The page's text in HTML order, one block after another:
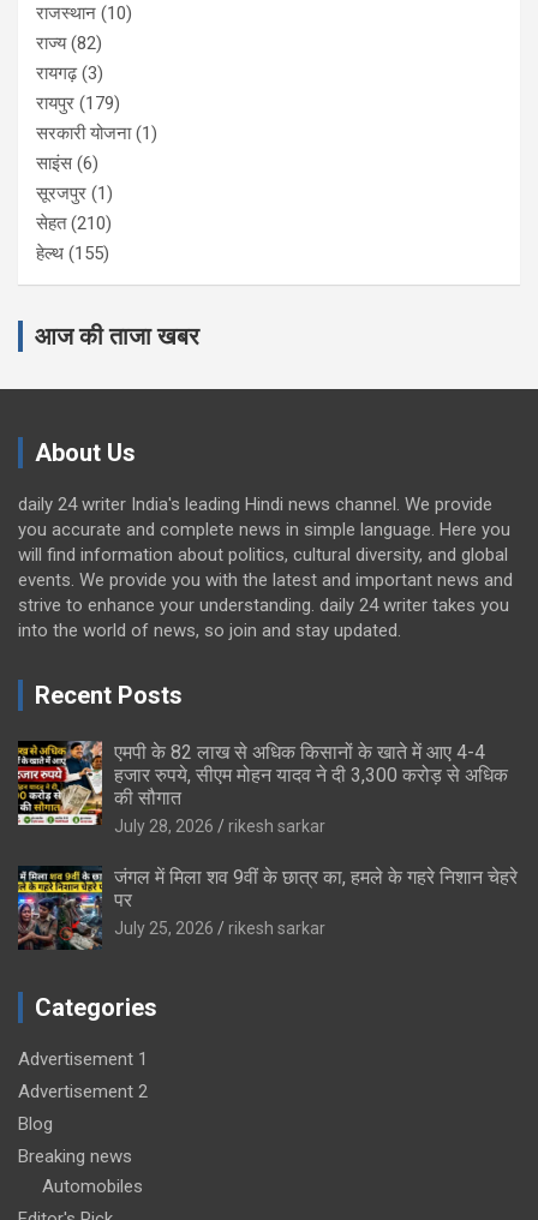
राजस्थान (10)
राज्य(82)
रायगढ़(3)
रायपुर (179)
सरकारी योजना(1)
साइंस(6)
सूरजपुर (1)
सेहत(210)
हेल्थ (155)
आज की ताजा खबर
About Us
daily 24 writer India's leading Hindi news channel. We provide
you accurate and complete news in simple language. Here you
will find information about politics, cultural diversity, and global
events. We provide you with the latest and important news and
strive to enhance your understanding. daily 24 writer takes you
into the world of news, so join and stay updated.
Recent Posts
एमपी के 82 लाख से अधिक किसानों के खाते में आए 4-4
हजार रुपये, सीएम मोहन यादव ने दी 3,300 करोड़ से अधिक
की सौगात
July 28, 2026 rikesh sarkar
जंगल में मिला शव 9वीं के छात्र का, हमले के गहरे निशान चेहरे
पर
July 25, 2026 rikesh sarkar
Categories
Advertisement 1
Advertisement 2
Blog
Breaking news
Automobiles